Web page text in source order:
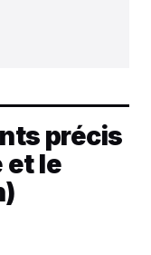
précis
et le